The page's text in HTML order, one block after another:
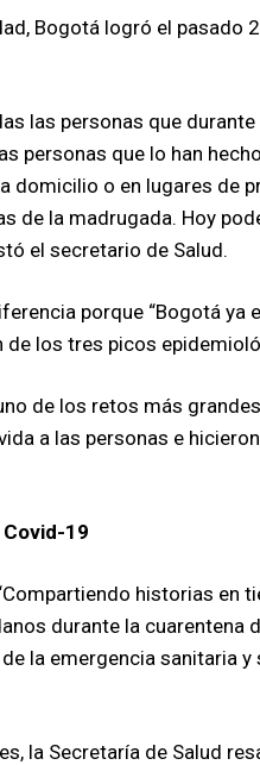
Bogotá logró el pasado
las personas que
personas que lo han
domicilio o en lugares de
de la madrugada. Hoy
el secretario de Salud.
porque “Bogotá ya
los tres picos
de los retos más
a las personas e
19
historias en
durante la cuarentena
la emergencia sanitaria y
la Secretaría de Salud